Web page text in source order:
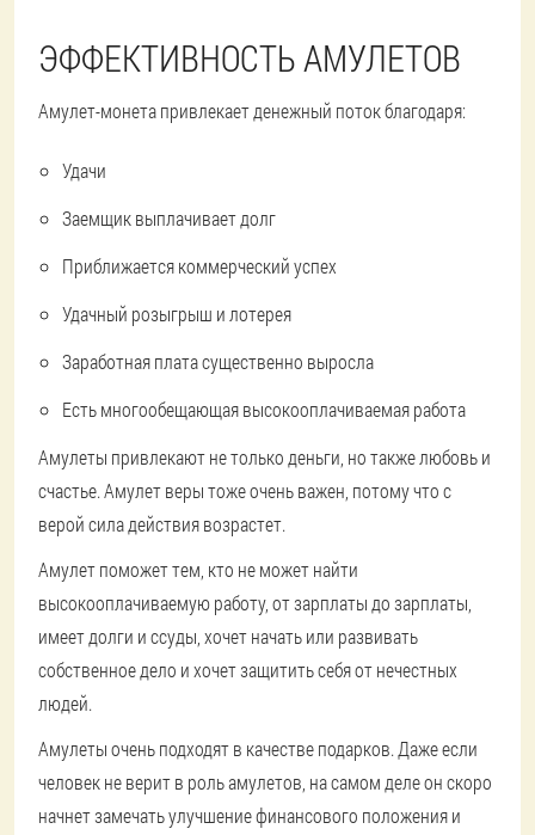
ЭФФЕКТИВНОСТЬ АМУЛЕТОВ
Амулет-монета привлекает денежный поток благодаря:
Удачи
Заемщик выплачивает долг
Приближается коммерческий успех
Удачный розыгрыш и лотерея
Заработная плата существенно выросла
Есть многообещающая высокооплачиваемая работа
Амулеты привлекают не только деньги, но также любовь и
счастье. Амулет веры тоже очень важен, потому что с
верой сила действия возрастет.
Амулет поможет тем, кто не может найти
высокооплачиваемую работу, от зарплаты до зарплаты,
имеет долги и ссуды, хочет начать или развивать
собственное дело и хочет защитить себя от нечестных
людей.
Амулеты очень подходят в качестве подарков. Даже если
человек не верит в роль амулетов, на самом деле он скоро
начнет замечать улучшение финансового положения и